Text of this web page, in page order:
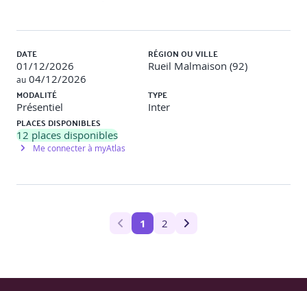
DATE
01/12/2026
au 04/12/2026
RÉGION OU VILLE
Rueil Malmaison (92)
MODALITÉ
Présentiel
TYPE
Inter
PLACES DISPONIBLES
12 places disponibles
Me connecter à myAtlas
1 2